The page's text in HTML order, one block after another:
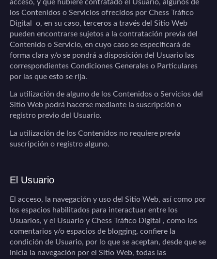
acceso, y que hubiere contratado el Usuario, algunos de
los Contenidos o Servicios ofrecidos por Chess Tráfico
Digital
o, en su caso, terceros a través del Sitio Web
pueden encontrarse sujetos a la contratación previa del
Contenido o Servicio, en cuyo caso se especificará de
forma clara y/o se pondrá a disposición del Usuario las
correspondientes Condiciones Generales o Particulares
por las que esto se rija.
La utilización de alguno de los Contenidos o Servicios del
Sitio Web podrá hacerse mediante la suscripción o
registro previo del Usuario.
La utilización de los Contenidos no requiere previa
suscripción o registro alguno.
El Usuario
El acceso, la navegación y uso del Sitio Web, así como por
los espacios habilitados para interactuar entre los
Usuarios, y el Usuario y Chess Tráfico Digital
, como los
comentarios y/o espacios de blogging, confiere la
condición de Usuario, por lo que se aceptan, desde que se
inicia la navegación por el Sitio Web, todas las